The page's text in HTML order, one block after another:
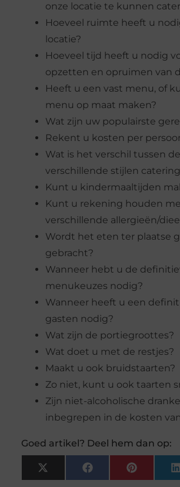
onze locatie te kunnen
Hoeveel ruimte heeft u
locatie?
Hoeveel tijd heeft u nodig
opzetten en opruimen van
Heeft u een vast menu, of
menu op maat maken?
Wat zijn uw populairste
Rekent u kosten per
Wat is het verschil tussen de
verschillende stijlen
Kunt u kindermaaltijden
Kunt u rekening houden
verschillende allergieën/
Wordt het eten ter plaatse
gebracht?
Wanneer hebt u de
menukeuzes nodig?
Wanneer heeft u een
gasten nodig?
Wat zijn de portiegroottes?
Wat doet u met de restjes?
Maakt u ook bruidstaarten?
Zo niet, kunt u ook taarten
Zijn niet-alcoholische
inbegrepen in de kosten
Goed artikel? Deel hem dan op:
X
(Twitter)
FacebookPinterest